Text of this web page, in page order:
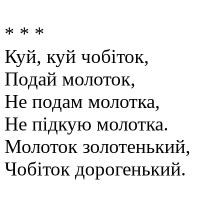
* * *
Куй, куй чобіток,
Подай молоток,
Не подам молотка,
Не підкую молотка.
Молоток золотенький,
Чобіток дорогенький.